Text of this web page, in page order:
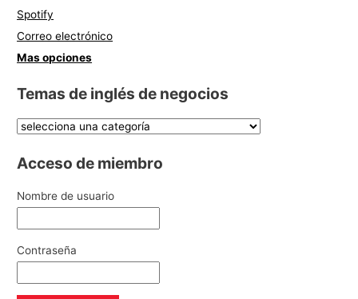
Spotify
Correo electrónico
Mas opciones
Temas de inglés de negocios
Acceso de miembro
Nombre de usuario
Contraseña